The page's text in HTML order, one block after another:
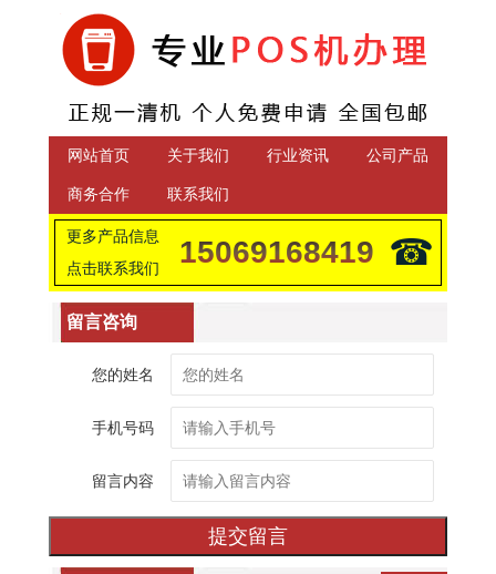
网站首页 关于我们 行业资讯 公司产品
商务合作 联系我们
更多产品信息
点击联系我们
15069168419 ☎
留言咨询
您的姓名
手机号码
留言内容
提交留言